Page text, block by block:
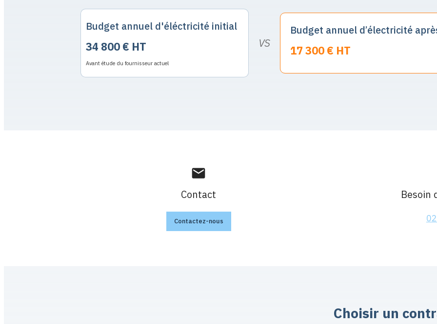
Budget annuel d'éléctricité initial
34 800 € HT
Avant étude du fournisseur actuel
VS
Budget annuel d’électricité
17 300 € HT
mail
Contact
Contactez-nous
Besoin
Choisir un